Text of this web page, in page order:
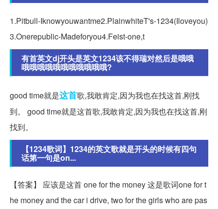
1.Pitbull-Iknowyouwantme2.PlainwhiteT's-1234(Iloveyou)
3.Onerepublic-Madeforyou4.Feist-one,t
有首英文dj开头是英文1234该不得瑞对然后是哦哦
哦哦哦哦哦哦哦哦哦哦哦?
good time就是这首歌,我敢肯定,因为我也在找这首,刚找
到。 good time就是这首歌,我敢肯定,因为我也在找这首,刚
找到。
【1234歌词】1234的英文歌就是开头的时候有四句
话第一句是on...
【答案】 应该是这首 one for the money 这是歌词one for t
he money and the car i drive, two for the girls who are pas